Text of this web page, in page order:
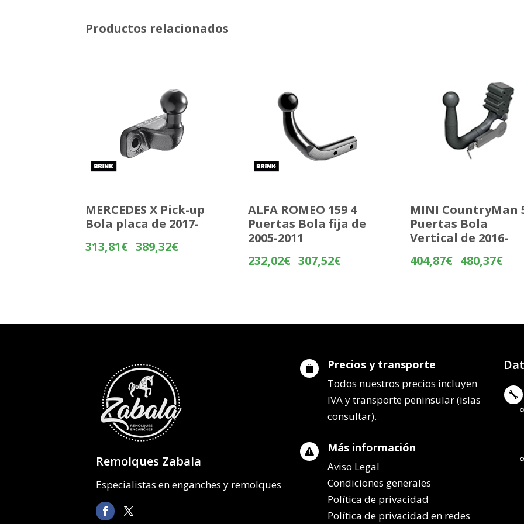
Productos relacionados
MERCEDES X Pick-up
Bola placa de 2017-
313,81€ - 389,32€Rango
389,32€
ALFA ROMEO 159 4
Puertas Bola fija de
2005-2011
232,02€ - 307,52€Rango
hasta
MINI CountryMan
Puertas Bola
Vertical de 2016-
404,87€ - 480,37€
hasta
Remolques Zabala
Especialistas en enganches y remolques
 Precios y transporte
Todos nuestros precios incluyen
IVA y transporte peninsular (islas
consultar).
 Más información
Aviso Legal
Condiciones generales
Política de privacidad
Política de privacidad en redes
